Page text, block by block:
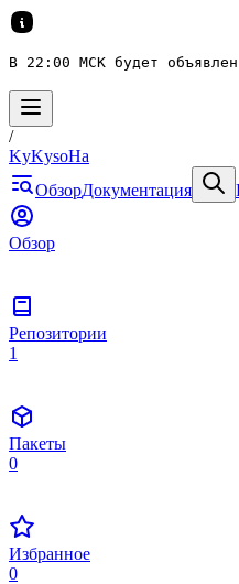
В 22:00 МСК будет
/
KyKysoHa
ОбзорДокументация
Обзор
Репозитории
1
Пакеты
0
Избранное
0